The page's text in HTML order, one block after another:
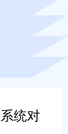
统对